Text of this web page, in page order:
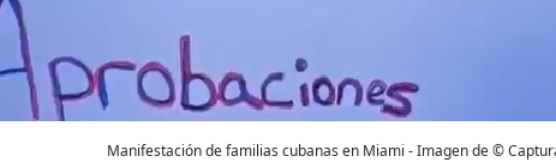
Manifestación de familias cubanas en Miami - Imagen de ©